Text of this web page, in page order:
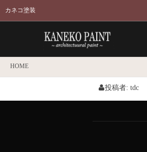
カネコ塗装
HOME
投稿者: tdc